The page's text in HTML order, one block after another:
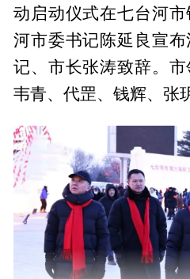
动启动仪式在七台河
河市委书记陈延良宣
记、市长张涛致辞。市
韦青、代罡、钱辉、张